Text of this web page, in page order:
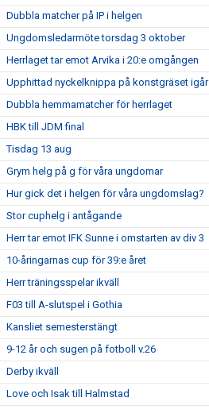
Dubbla matcher på IP i helgen
Ungdomsledarmöte torsdag 3 oktober
Herrlaget tar emot Arvika i 20:e omgången
Upphittad nyckelknippa på konstgräset igår
Dubbla hemmamatcher för herrlaget
HBK till JDM final
Tisdag 13 aug
Grym helg på g för våra ungdomar
Hur gick det i helgen för våra ungdomslag?
Stor cuphelg i antågande
Herr tar emot IFK Sunne i omstarten av div 3
10-åringarnas cup för 39:e året
Herr träningsspelar ikväll
F03 till A-slutspel i Gothia
Kansliet semesterstängt
9-12 år och sugen på fotboll v.26
Derby ikväll
Love och Isak till Halmstad